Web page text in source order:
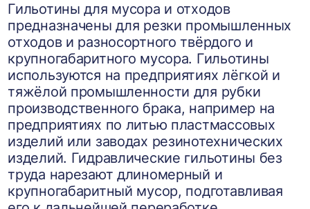
Гильотины для мусора и отходов
предназначены для резки промышленных
отходов и разносортного твёрдого и
крупногабаритного мусора. Гильотины
используются на предприятиях лёгкой и
тяжёлой промышленности для рубки
производственного брака, например на
предприятиях по литью пластмассовых
изделий или заводах резинотехнических
изделий. Гидравлические гильотины без
труда нарезают длиномерный и
крупногабаритный мусор, подготавливая